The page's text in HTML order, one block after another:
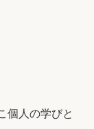
個人の学びと